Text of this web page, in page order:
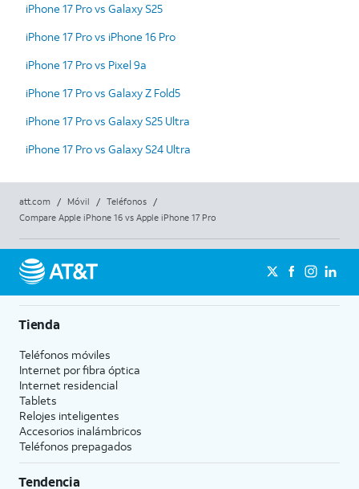
iPhone 17 Pro vs Galaxy S25
iPhone 17 Pro vs iPhone 16 Pro
iPhone 17 Pro vs Pixel 9a
iPhone 17 Pro vs Galaxy Z Fold5
iPhone 17 Pro vs Galaxy S25 Ultra
iPhone 17 Pro vs Galaxy S24 Ultra
att.com / Móvil / Teléfonos
/
Compare Apple iPhone 16 vs Apple iPhone 17 Pro
Tienda
Teléfonos móviles
Internet por fibra óptica
Internet residencial
Tablets
Relojes inteligentes
Accesorios inalámbricos
Teléfonos prepagados
Tendencia